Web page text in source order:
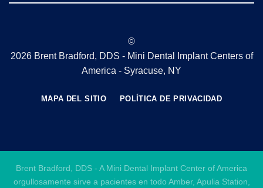
©
2026 Brent Bradford, DDS - Mini Dental Implant Centers of
America - Syracuse, NY
MAPA DEL SITIO POLÍTICA DE PRIVACIDAD
Brent Bradford, DDS - A Mini Dental Implant Center of America
orgullosamente sirve a pacientes en todo Amber, Apulia Station,